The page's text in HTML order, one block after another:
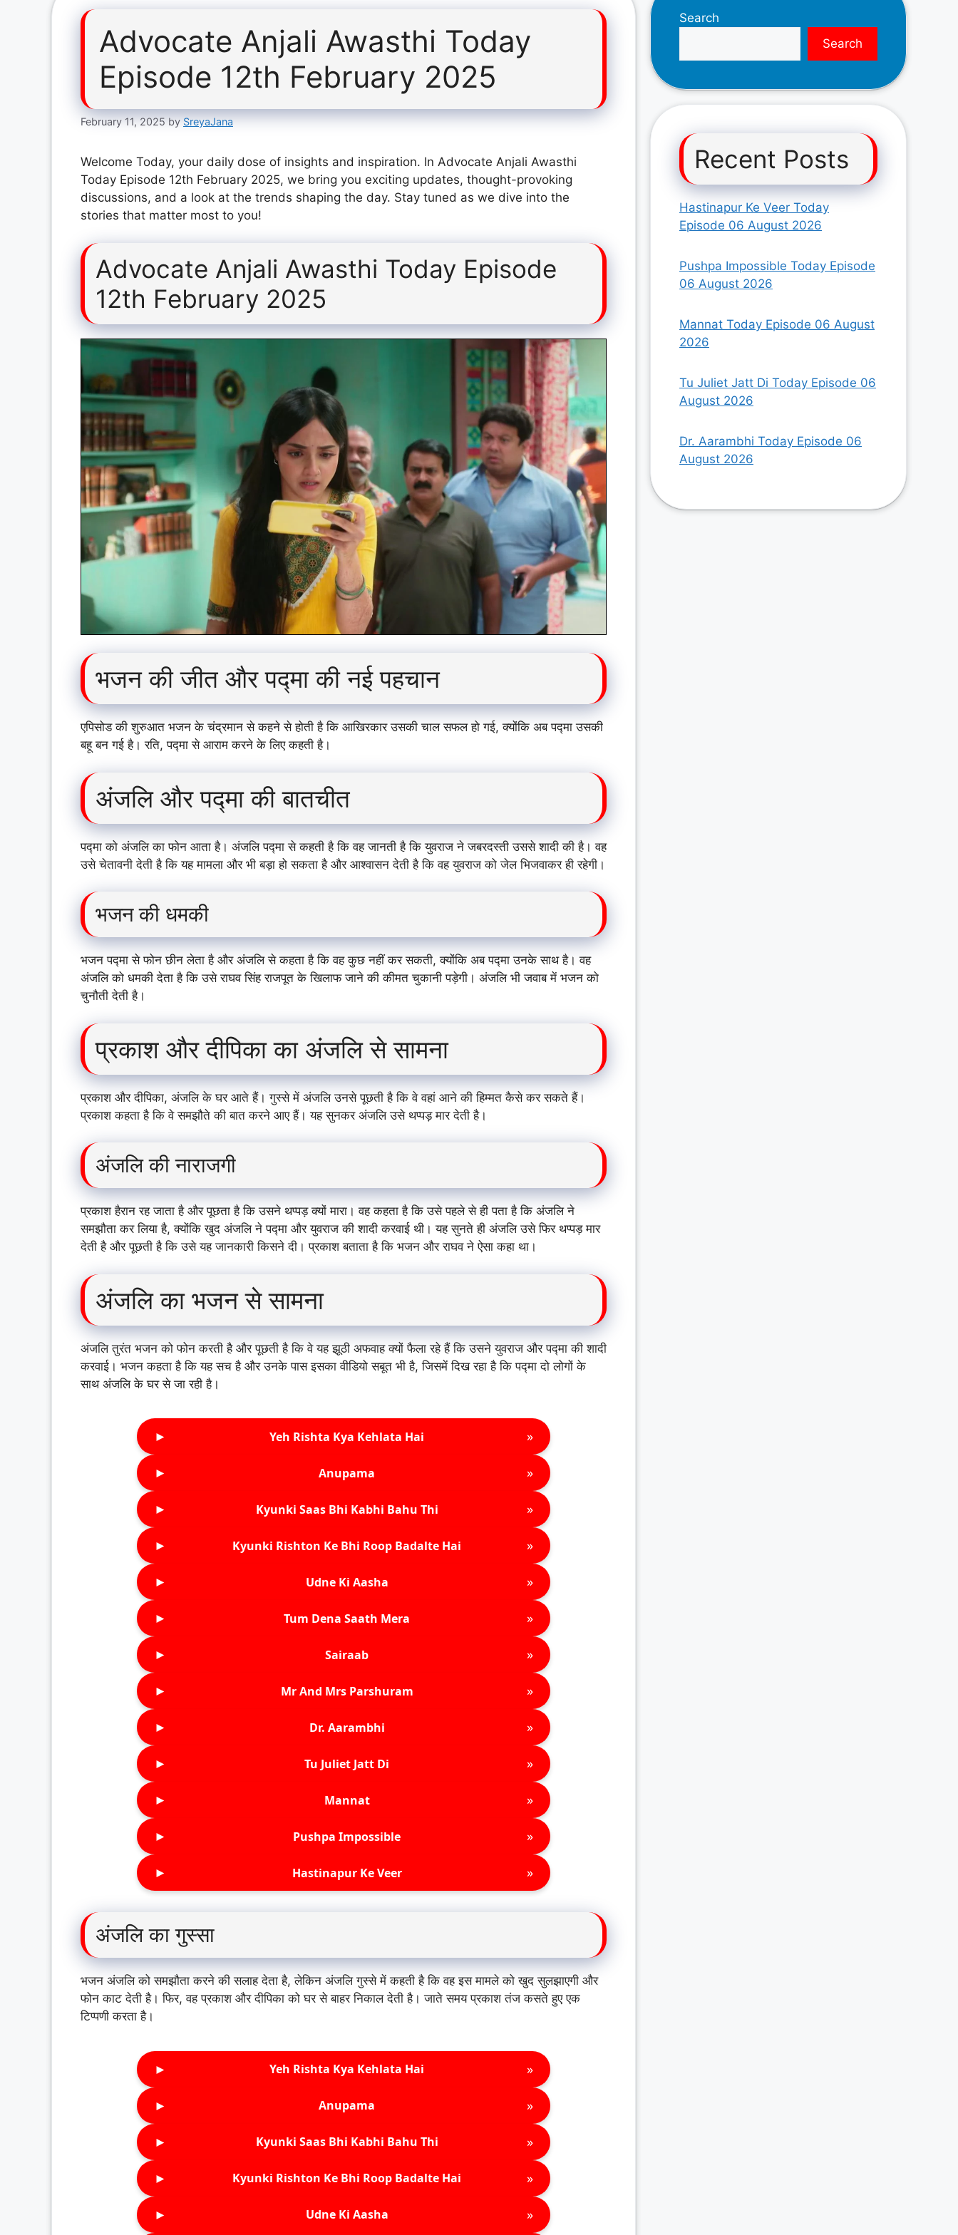
Advocate Anjali Awasthi Today
Episode 12th February 2025
February 11, 2025 by SreyaJana
Welcome Today, your daily dose of insights and inspiration. In Advocate Anjali Awasthi
Today Episode 12th February 2025, we bring you exciting updates, thought-provoking
discussions, and a look at the trends shaping the day. Stay tuned as we dive into the
stories that matter most to you!
Advocate Anjali Awasthi Today Episode
12th February 2025
भजन की जीत और पद्मा की नई पहचान
एपिसोड की शुरुआत भजन के चंद्रमान से कहने से होती है कि आखिरकार उसकी चाल सफल हो गई, क्योंकि अब पद्मा उसकी
बहू बन गई है। रति, पद्मा से आराम करने के लिए कहती है।
अंजलि और पद्मा की बातचीत
पद्मा को अंजलि का फोन आता है। अंजलि पद्मा से कहती है कि वह जानती है कि युवराज ने जबरदस्ती उससे शादी की है। वह
उसे चेतावनी देती है कि यह मामला और भी बड़ा हो सकता है और आश्वासन देती है कि वह युवराज को जेल भिजवाकर ही रहेगी।
भजन की धमकी
भजन पद्मा से फोन छीन लेता है और अंजलि से कहता है कि वह कुछ नहीं कर सकती, क्योंकि अब पद्मा उनके साथ है। वह
अंजलि को धमकी देता है कि उसे राघव सिंह राजपूत के खिलाफ जाने की कीमत चुकानी पड़ेगी। अंजलि भी जवाब में भजन को
चुनौती देती है।
प्रकाश और दीपिका का अंजलि से सामना
प्रकाश और दीपिका, अंजलि के घर आते हैं। गुस्से में अंजलि उनसे पूछती है कि वे वहां आने की हिम्मत कैसे कर सकते हैं।
प्रकाश कहता है कि वे समझौते की बात करने आए हैं। यह सुनकर अंजलि उसे थप्पड़ मार देती है।
अंजलि की नाराजगी
प्रकाश हैरान रह जाता है और पूछता है कि उसने थप्पड़ क्यों मारा। वह कहता है कि उसे पहले से ही पता है कि अंजलि ने
समझौता कर लिया है, क्योंकि खुद अंजलि ने पद्मा और युवराज की शादी करवाई थी। यह सुनते ही अंजलि उसे फिर थप्पड़ मार
देती है और पूछती है कि उसे यह जानकारी किसने दी। प्रकाश बताता है कि भजन और राघव ने ऐसा कहा था।
अंजलि का भजन से सामना
अंजलि तुरंत भजन को फोन करती है और पूछती है कि वे यह झूठी अफवाह क्यों फैला रहे हैं कि उसने युवराज और पद्मा की शादी
करवाई। भजन कहता है कि यह सच है और उनके पास इसका वीडियो सबूत भी है, जिसमें दिख रहा है कि पद्मा दो लोगों के
साथ अंजलि के घर से जा रही है।
► Yeh Rishta Kya Kehlata Hai »
► Anupama »
► Kyunki Saas Bhi Kabhi Bahu Thi »
► Kyunki Rishton Ke Bhi Roop Badalte Hai »
► Udne Ki Aasha »
► Tum Dena Saath Mera »
► Sairaab »
► Mr And Mrs Parshuram »
► Dr. Aarambhi »
► Tu Juliet Jatt Di »
► Mannat »
► Pushpa Impossible »
► Hastinapur Ke Veer »
अंजलि का गुस्सा
भजन अंजलि को समझौता करने की सलाह देता है, लेकिन अंजलि गुस्से में कहती है कि वह इस मामले को खुद सुलझाएगी और
फोन काट देती है। फिर, वह प्रकाश और दीपिका को घर से बाहर निकाल देती है। जाते समय प्रकाश तंज कसते हुए एक
टिप्पणी करता है।
► Yeh Rishta Kya Kehlata Hai »
► Anupama »
► Kyunki Saas Bhi Kabhi Bahu Thi »
► Kyunki Rishton Ke Bhi Roop Badalte Hai »
► Udne Ki Aasha »
Search
Search
Recent Posts
Hastinapur Ke Veer Today
Episode 06 August 2026
Pushpa Impossible Today Episode
06 August 2026
Mannat Today Episode 06 August
2026
Tu Juliet Jatt Di Today Episode 06
August 2026
Dr. Aarambhi Today Episode 06
August 2026